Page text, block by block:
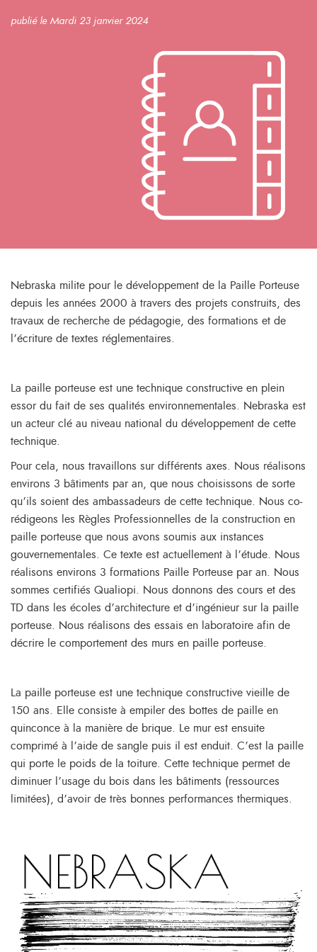
publié le Mardi 23 janvier 2024
Nebraska milite pour le développement de la Paille Porteuse
depuis les années 2000 à travers des projets construits, des
travaux de recherche de pédagogie, des formations et de
l’écriture de textes réglementaires.
La paille porteuse est une technique constructive en plein
essor du fait de ses qualités environnementales. Nebraska est
un acteur clé au niveau national du développement de cette
technique.
Pour cela, nous travaillons sur différents axes. Nous réalisons
environs 3 bâtiments par an, que nous choisissons de sorte
qu’ils soient des ambassadeurs de cette technique. Nous co-
rédigeons les Règles Professionnelles de la construction en
paille porteuse que nous avons soumis aux instances
gouvernementales. Ce texte est actuellement à l’étude. Nous
réalisons environs 3 formations Paille Porteuse par an. Nous
sommes certifiés Qualiopi. Nous donnons des cours et des
TD dans les écoles d’architecture et d’ingénieur sur la paille
porteuse. Nous réalisons des essais en laboratoire afin de
décrire le comportement des murs en paille porteuse.
La paille porteuse est une technique constructive vieille de
150 ans. Elle consiste à empiler des bottes de paille en
quinconce à la manière de brique. Le mur est ensuite
comprimé à l’aide de sangle puis il est enduit. C’est la paille
qui porte le poids de la toiture. Cette technique permet de
diminuer l’usage du bois dans les bâtiments (ressources
limitées), d’avoir de très bonnes performances thermiques.